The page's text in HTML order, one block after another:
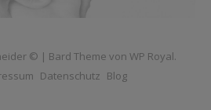
© | Bard Theme von WP Royal.
Datenschutz Blog